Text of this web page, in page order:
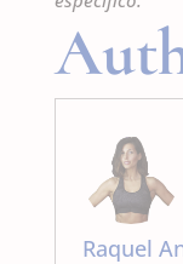
Raquel